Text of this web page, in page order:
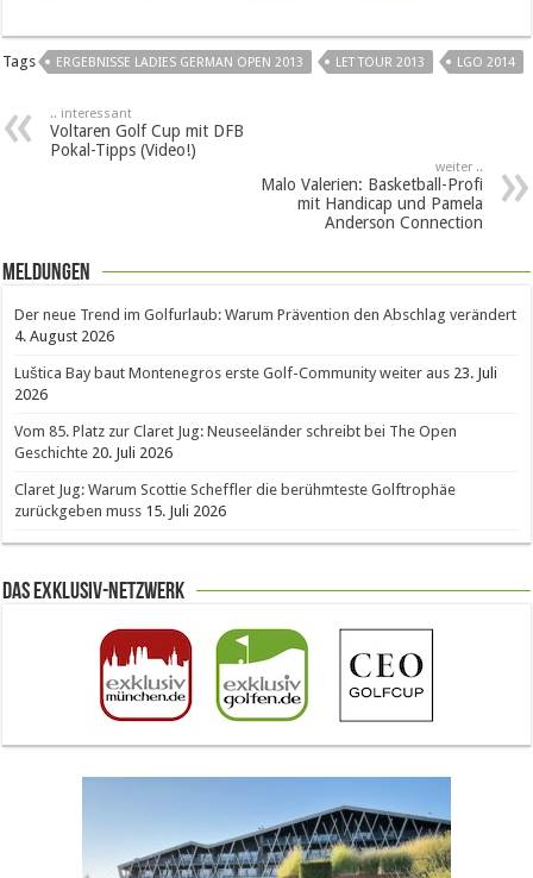
Tags ERGEBNISSE LADIES GERMAN OPEN 2013 LET TOUR 2013 LGO 2014
.. interessant
Voltaren Golf Cup mit DFB
Pokal-Tipps (Video!)
weiter ..
Malo Valerien: Basketball-Profi
mit Handicap und Pamela
Anderson Connection
Meldungen
Der neue Trend im Golfurlaub: Warum Prävention den Abschlag verändert
4. August 2026
Luštica Bay baut Montenegros erste Golf-Community weiter aus 23. Juli
2026
Vom 85. Platz zur Claret Jug: Neuseeländer schreibt bei The Open
Geschichte 20. Juli 2026
Claret Jug: Warum Scottie Scheffler die berühmteste Golftrophäe
zurückgeben muss 15. Juli 2026
Das Exklusiv-Netzwerk